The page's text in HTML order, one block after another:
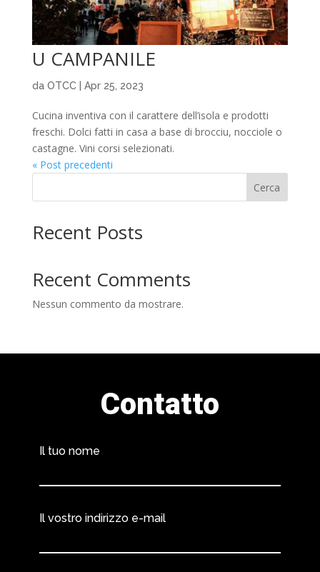
U CAMPANILE
da OTCC| Apr 25, 2023
Cucina inventiva con il carattere dell’isola e prodotti
freschi. Dolci fatti in casa a base di brocciu, nocciole o
castagne. Vini corsi selezionati.
« Post precedenti
Cerca
Recent Posts
Recent Comments
Nessun commento da mostrare.
Contatto
Il tuo nome
Il vostro indirizzo e-mail